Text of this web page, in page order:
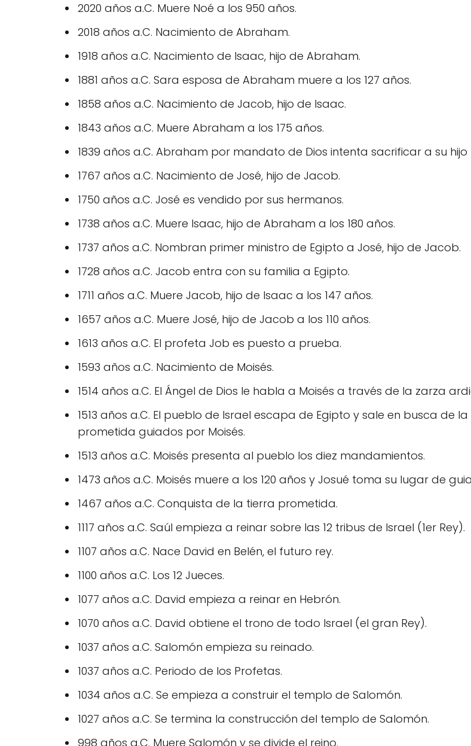
2020 años a.C. Muere Noé a los 950 años.
2018 años a.C. Nacimiento de Abraham.
1918 años a.C. Nacimiento de Isaac, hijo de Abraham.
1881 años a.C. Sara esposa de Abraham muere a los 127 años.
1858 años a.C. Nacimiento de Jacob, hijo de Isaac.
1843 años a.C. Muere Abraham a los 175 años.
1839 años a.C. Abraham por mandato de Dios intenta sacrificar a su hijo
1767 años a.C. Nacimiento de José, hijo de Jacob.
1750 años a.C. José es vendido por sus hermanos.
1738 años a.C. Muere Isaac, hijo de Abraham a los 180 años.
1737 años a.C. Nombran primer ministro de Egipto a José, hijo de Jacob.
1728 años a.C. Jacob entra con su familia a Egipto.
1711 años a.C. Muere Jacob, hijo de Isaac a los 147 años.
1657 años a.C. Muere José, hijo de Jacob a los 110 años.
1613 años a.C. El profeta Job es puesto a prueba.
1593 años a.C. Nacimiento de Moisés.
1514 años a.C. El Ángel de Dios le habla a Moisés a través de la zarza
1513 años a.C. El pueblo de Israel escapa de Egipto y sale en busca de
prometida guiados por Moisés.
1513 años a.C. Moisés presenta al pueblo los diez mandamientos.
1473 años a.C. Moisés muere a los 120 años y Josué toma su lugar de
1467 años a.C. Conquista de la tierra prometida.
1117 años a.C. Saúl empieza a reinar sobre las 12 tribus de Israel (1er Rey).
1107 años a.C. Nace David en Belén, el futuro rey.
1100 años a.C. Los 12 Jueces.
1077 años a.C. David empieza a reinar en Hebrón.
1070 años a.C. David obtiene el trono de todo Israel (el gran Rey).
1037 años a.C. Salomón empieza su reinado.
1037 años a.C. Periodo de los Profetas.
1034 años a.C. Se empieza a construir el templo de Salomón.
1027 años a.C. Se termina la construcción del templo de Salomón.
998 años a.C. Muere Salomón y se divide el reino.